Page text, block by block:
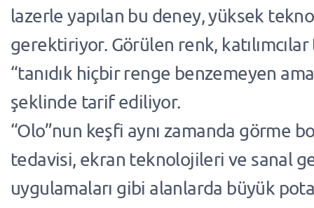
lazerle yapılan bu deney, yüksek
gerektiriyor. Görülen renk,
“tanıdık hiçbir renge benzemeyen
şeklinde tarif ediliyor.
“Olo”nun keşfi aynı zamanda görme
tedavisi, ekran teknolojileri ve sanal
uygulamaları gibi alanlarda büyük